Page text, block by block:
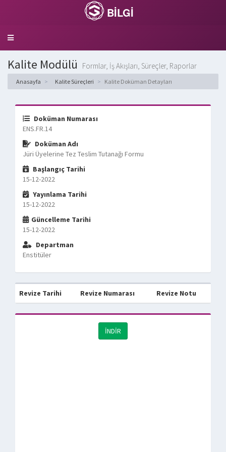
BİLGİ
Toggle
Kalite Modülü Formlar, İş Akışları, Süreçler, Raporlar
Anasayfa Kalite Süreçleri Kalite Doküman Detayları
Doküman Numarası
ENS.FR.14
Doküman Adı
Jüri Üyelerine Tez Teslim Tutanağı Formu
Başlangıç Tarihi
15-12-2022
Yayınlama Tarihi
15-12-2022
Güncelleme Tarihi
15-12-2022
Departman
Enstitüler
Revize Tarihi Revize Numarası Revize Notu
İNDİR